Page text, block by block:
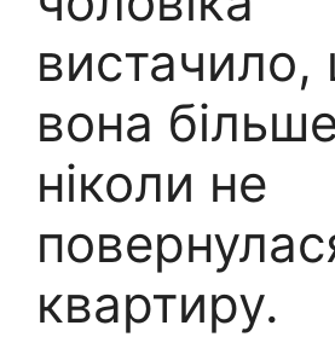
вона
ніколи не
квартиру.